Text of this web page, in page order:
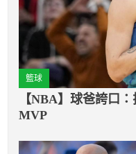
籃球
【NBA】球爸誇口
MVP